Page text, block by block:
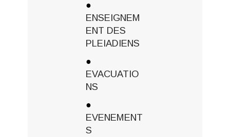
ENSEIGNEM
ENT DES
PLEIADIENS
EVACUATIO
NS
EVENEMENT
S